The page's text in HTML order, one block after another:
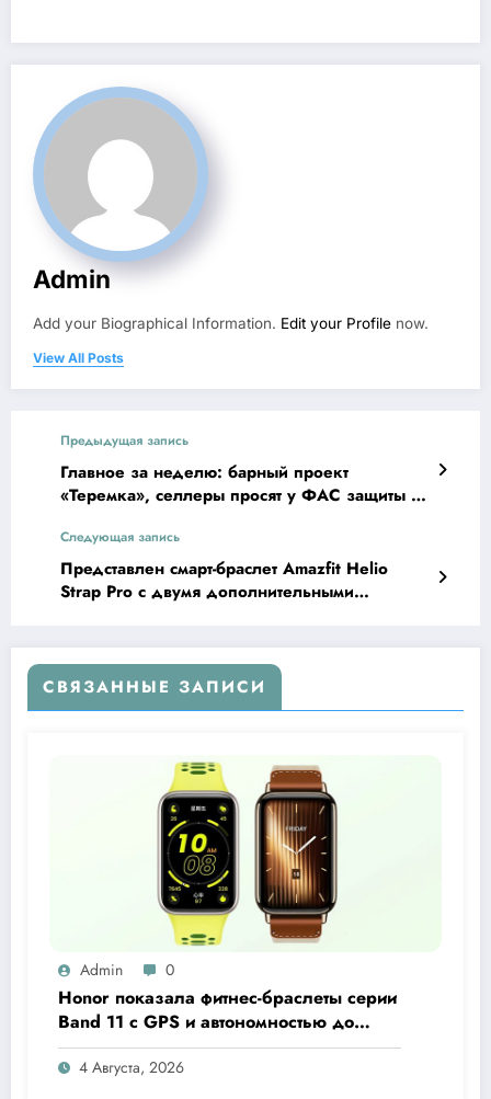
Admin
Add your Biographical Information. Edit your Profile now.
View All Posts
Предыдущая запись
Главное за неделю: барный проект
«Теремка», селлеры просят у ФАС защиты от
Конкурса Кейсов 2026
Следующая запись
Представлен смарт-браслет Amazfit Helio
Strap Pro с двумя дополнительными
СВЯЗАННЫЕ ЗАПИСИ
Admin 0
Honor показала фитнес-браслеты серии
Band 11 с GPS и автономностью до
26 дней
4 Августа, 2026